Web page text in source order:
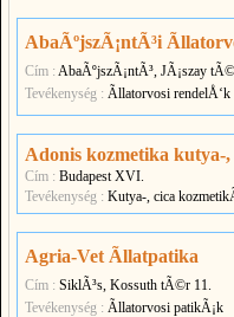
AbaÃºjszÃ¡ntÃ³i
Cím : AbaÃºjszÃ¡ntÃ³, JÃ¡szay
Tevékenység : Ãllatorvosi rendelÅ‘k
Adonis kozmetika kutya-
Cím : Budapest XVI.
Tevékenység : Kutya-, cica
Agria-Vet Ãllatpatika
Cím : SiklÃ³s, Kossuth tÃ©r 11.
Tevékenység : Ãllatorvosi patikÃ¡k